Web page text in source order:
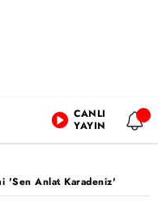
CANLI
YAYIN
'Sen Anlat Karadeniz'